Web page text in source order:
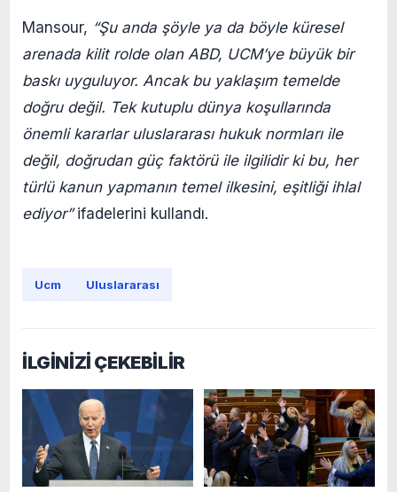
Mansour, “Şu anda şöyle ya da böyle küresel
arenada kilit rolde olan ABD, UCM’ye büyük bir
baskı uyguluyor. Ancak bu yaklaşım temelde
doğru değil. Tek kutuplu dünya koşullarında
önemli kararlar uluslararası hukuk normları ile
değil, doğrudan güç faktörü ile ilgilidir ki bu, her
türlü kanun yapmanın temel ilkesini, eşitliği ihlal
ediyor”ifadelerini kullandı.
Ucm Uluslararası
İLGİNİZİ ÇEKEBİLİR